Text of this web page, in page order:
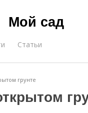
Мой сад
Статьи
грунте